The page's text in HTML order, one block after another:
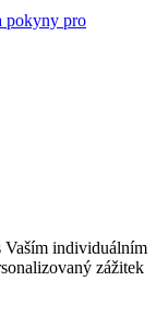
pokyny pro
Vaším individuálním
zážitek